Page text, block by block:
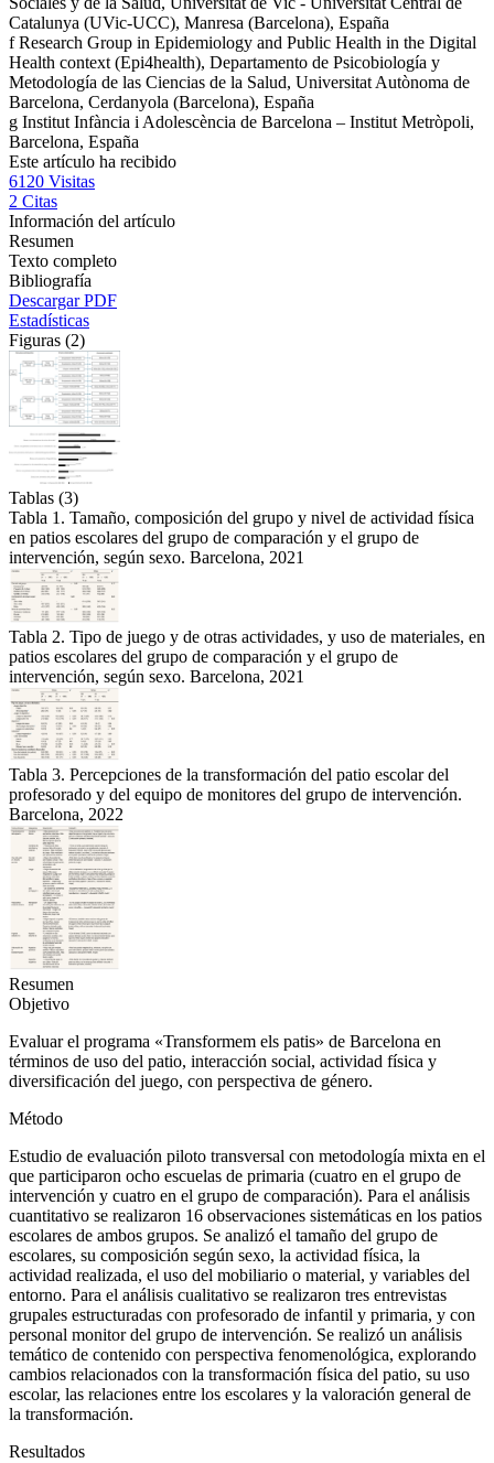
Catalunya (UVic-UCC), Manresa (Barcelona), España
fResearch Group in Epidemiology and Public Health in the Digital
Health context (Epi4health), Departamento de Psicobiología y
Metodología de las Ciencias de la Salud, Universitat Autònoma de
Barcelona, Cerdanyola (Barcelona), España
g Institut Infància i Adolescència de Barcelona – Institut Metròpoli,
Barcelona, España
Este artículo ha recibido
6120 Visitas
2 Citas
Información del artículo
Resumen
Texto completo
Bibliografía
Descargar PDF
Estadísticas
Figuras (2)
Tablas (3)
Tabla 1. Tamaño, composición del grupo y nivel de actividad física
en patios escolares del grupo de comparación y el grupo de
intervención, según sexo. Barcelona, 2021
Tabla 2. Tipo de juego y de otras actividades, y uso de materiales, en
patios escolares del grupo de comparación y el grupo de
intervención, según sexo. Barcelona, 2021
Tabla 3. Percepciones de la transformación del patio escolar del
profesorado y del equipo de monitores del grupo de intervención.
Barcelona, 2022
Resumen
Objetivo
Evaluar el programa «Transformem els patis» de Barcelona en
términos de uso del patio, interacción social, actividad física y
diversificación del juego, con perspectiva de género.
Método
Estudio de evaluación piloto transversal con metodología mixta en el
que participaron ocho escuelas de primaria (cuatro en el grupo de
intervención y cuatro en el grupo de comparación). Para el análisis
cuantitativo se realizaron 16 observaciones sistemáticas en los patios
escolares de ambos grupos. Se analizó el tamaño del grupo de
escolares, su composición según sexo, la actividad física, la
actividad realizada, el uso del mobiliario o material, y variables del
entorno. Para el análisis cualitativo se realizaron tres entrevistas
grupales estructuradas con profesorado de infantil y primaria, y con
personal monitor del grupo de intervención. Se realizó un análisis
temático de contenido con perspectiva fenomenológica, explorando
cambios relacionados con la transformación física del patio, su uso
escolar, las relaciones entre los escolares y la valoración general de
la transformación.
Resultados